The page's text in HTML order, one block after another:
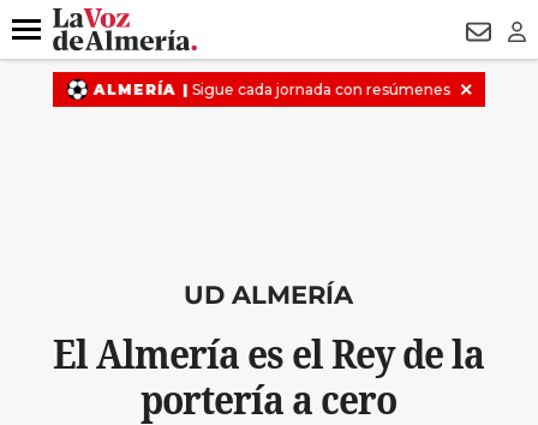
DESTACADO DRON UDA
Menú
UD ALMERÍA
El Almería es el Rey de la
portería a cero